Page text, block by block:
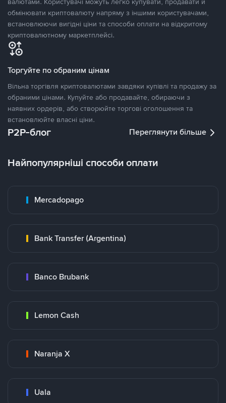
обмінювати криптовалюту напряму з іншими користувачами,
встановлюючи вигідні ціни та способи оплати на відкритому
криптовалютному маркетплейсі.
Торгуйте по обраним цінам
Вільна торгівля криптовалютами завдяки купівлі та продажу за
обраними цінами. Купуйте або продавайте, обираючи з
наявних ордерів, або створюйте торгові оголошення та
встановлюйте власні ціни.
P2P-блог Переглянути більше
Найпопулярніші способи оплати
Mercadopago
Bank Transfer (Argentina)
Banco Brubank
Lemon Cash
Naranja X
Uala